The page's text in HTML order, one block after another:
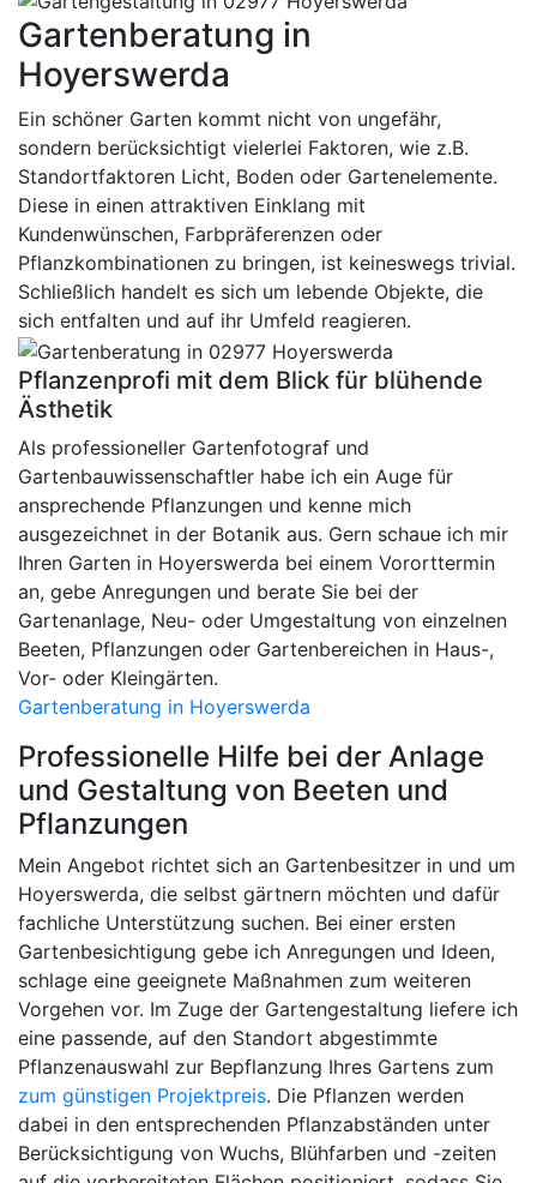
Gartenberatung in
Hoyerswerda
Ein schöner Garten kommt nicht von ungefähr,
sondern berücksichtigt vielerlei Faktoren, wie z.B.
Standortfaktoren Licht, Boden oder Gartenelemente.
Diese in einen attraktiven Einklang mit
Kundenwünschen, Farbpräferenzen oder
Pflanzkombinationen zu bringen, ist keineswegs trivial.
Schließlich handelt es sich um lebende Objekte, die
sich entfalten und auf ihr Umfeld reagieren.
Pflanzenprofi mit dem Blick für blühende
Ästhetik
Als professioneller Gartenfotograf und
Gartenbauwissenschaftler habe ich ein Auge für
ansprechende Pflanzungen und kenne mich
ausgezeichnet in der Botanik aus. Gern schaue ich mir
Ihren Garten in Hoyerswerda bei einem Vororttermin
an, gebe Anregungen und berate Sie bei der
Gartenanlage, Neu- oder Umgestaltung von einzelnen
Beeten, Pflanzungen oder Gartenbereichen in Haus-,
Vor- oder Kleingärten.
Gartenberatung in Hoyerswerda
Professionelle Hilfe bei der Anlage
und Gestaltung von Beeten und
Pflanzungen
Mein Angebot richtet sich an Gartenbesitzer in und um
Hoyerswerda, die selbst gärtnern möchten und dafür
fachliche Unterstützung suchen. Bei einer ersten
Gartenbesichtigung gebe ich Anregungen und Ideen,
schlage eine geeignete Maßnahmen zum weiteren
Vorgehen vor. Im Zuge der Gartengestaltung liefere ich
eine passende, auf den Standort abgestimmte
Pflanzenauswahl zur Bepflanzung Ihres Gartens zum
zum günstigen Projektpreis. Die Pflanzen werden
dabei in den entsprechenden Pflanzabständen unter
Berücksichtigung von Wuchs, Blühfarben und -zeiten